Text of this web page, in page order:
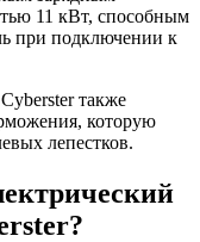
11 кВт, способным
при подключении к
также
которую
лепестков.